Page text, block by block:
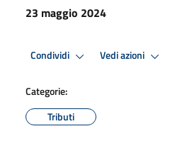
23 maggio 2024
Condividi Vedi azioni
Categorie:
Tributi